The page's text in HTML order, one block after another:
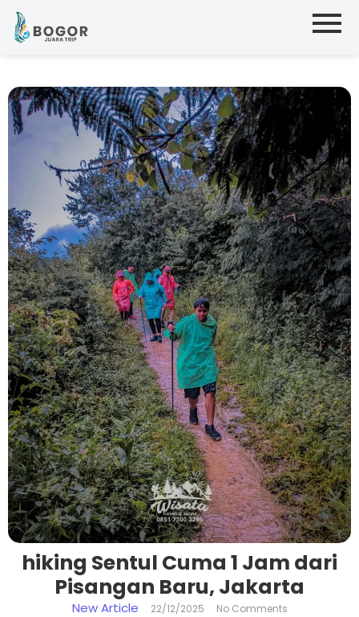
hiking Sentul Cuma 1 Jam dari
Pisangan Baru, Jakarta
New Article 22/12/2025 No Comments